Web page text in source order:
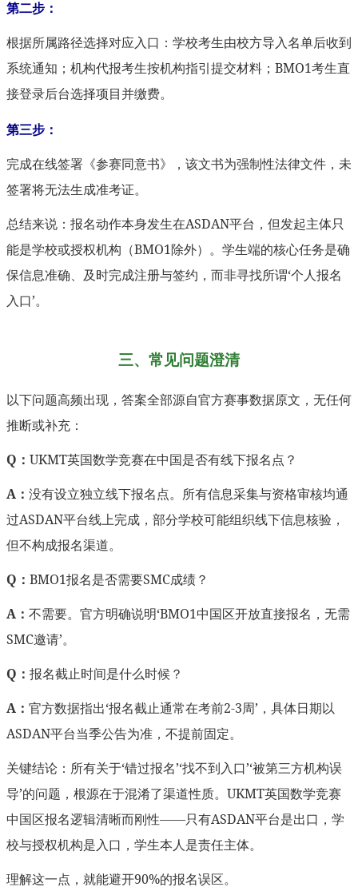
第二步：
根据所属路径选择对应入口：学校考生由校方导入名单后收到
系统通知；机构代报考生按机构指引提交材料；BMO1考生直
接登录后台选择项目并缴费。
第三步：
完成在线签署《参赛同意书》，该文书为强制性法律文件，未
签署将无法生成准考证。
总结来说：报名动作本身发生在ASDAN平台，但发起主体只
能是学校或授权机构（BMO1除外）。学生端的核心任务是确
保信息准确、及时完成注册与签约，而非寻找所谓‘个人报名
入口’。
三、常见问题澄清
以下问题高频出现，答案全部源自官方赛事数据原文，无任何
推断或补充：
Q： UKMT英国数学竞赛在中国是否有线下报名点？
A： 没有设立独立线下报名点。所有信息采集与资格审核均通
过ASDAN平台线上完成，部分学校可能组织线下信息核验，
但不构成报名渠道。
Q： BMO1报名是否需要SMC成绩？
A： 不需要。官方明确说明‘BMO1中国区开放直接报名，无需
SMC邀请’。
Q： 报名截止时间是什么时候？
A： 官方数据指出‘报名截止通常在考前2-3周’，具体日期以
ASDAN平台当季公告为准，不提前固定。
关键结论：所有关于‘错过报名’‘找不到入口’‘被第三方机构误
导’的问题，根源在于混淆了渠道性质。UKMT英国数学竞赛
中国区报名逻辑清晰而刚性——只有ASDAN平台是出口，学
校与授权机构是入口，学生本人是责任主体。
理解这一点，就能避开90%的报名误区。